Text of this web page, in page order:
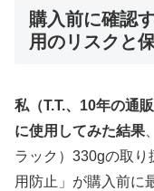
購入前に確認
用のリスクと
私（T.T.、10年の通
に使用してみた結果
ラック）330gの取
用防止」が購入前に